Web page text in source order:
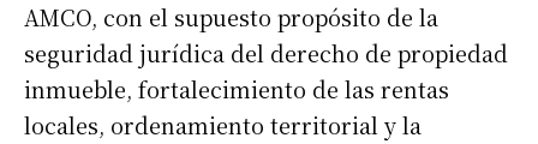
AMCO, con el supuesto propósito de la
seguridad jurídica del derecho de propiedad
inmueble, fortalecimiento de las rentas
locales, ordenamiento territorial y la